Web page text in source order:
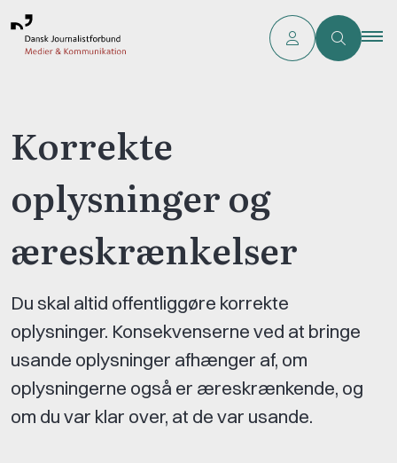
Korrekte
oplysninger og
æreskrænkelser
Du skal altid offentliggøre korrekte
oplysninger. Konsekvenserne ved at bringe
usande oplysninger afhænger af, om
oplysningerne også er æreskrænkende, og
om du var klar over, at de var usande.